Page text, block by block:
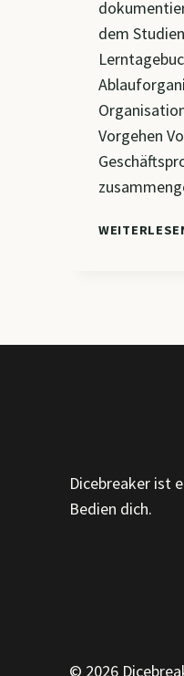
dem
Vorgehen
Dicebreaker ist
Bedien dich.
© 2026